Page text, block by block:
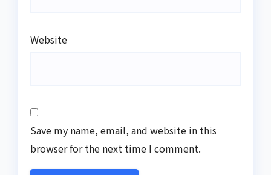
Website
Save my name, email, and website in this
browser for the next time I comment.